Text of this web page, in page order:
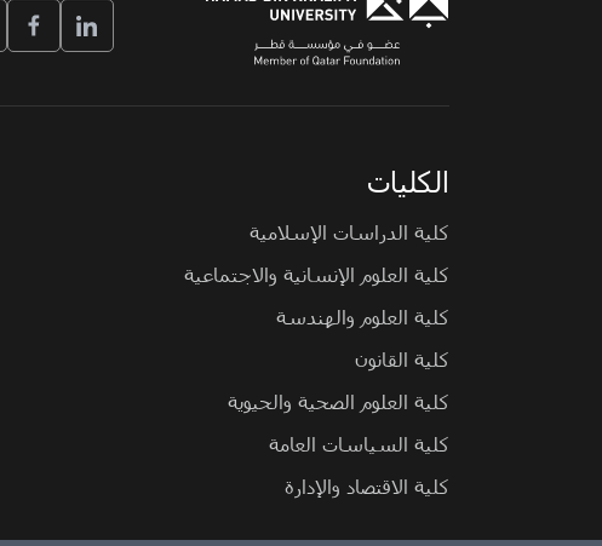
الكليات
كلية الدراسات الإسلامية
كلية العلوم الإنسانية والاجتماعية
كلية العلوم والهندسة
كلية القانون
كلية العلوم الصحية والحيوية
كلية السياسات العامة
كلية الاقتصاد والإدارة